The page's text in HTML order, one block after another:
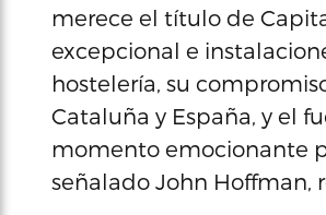
merece el título de
excepcional e
hostelería, su
Cataluña y España, y el
momento emocionante
señalado John Hoffman,